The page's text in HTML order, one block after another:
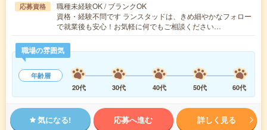
応募資格
職種未経験OK / ブランクOK
資格・経験不問です ランスタッドは、きめ細やかなフォロー
で就業後も安心！お気軽に何でもご相談ください…
職場の雰囲気
年齢層
20代
30代 40代 50代 60代
気になる! 応募へ進む 詳しく見る